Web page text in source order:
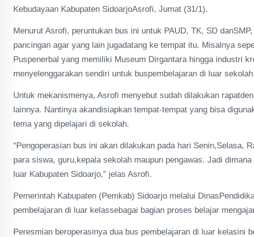
Kebudayaan Kabupaten SidoarjoAsrofi, Jumat (31/1).
Menurut Asrofi, peruntukan bus ini untuk PAUD, TK, SD
pancingan agar yang lain jugadatang ke tempat itu. Misalnya
Puspenerbal yang memiliki Museum Dirgantara hingga industri
menyelenggarakan sendiri untuk buspembelajaran di luar
Untuk mekanismenya, Asrofi menyebut sudah dilakukan
lainnya. Nantinya akandisiapkan tempat-tempat yang bisa
tema yang dipelajari di sekolah.
“Pengoperasian bus ini akan dilakukan pada hari Senin,Selasa,
para siswa, guru,kepala sekolah maupun pengawas. Jadi
luar Kabupaten Sidoarjo,” jelas Asrofi.
Pemerintah Kabupaten (Pemkab) Sidoarjo melalui
pembelajaran di luar kelassebagai bagian proses belajar
Peresmian beroperasinya dua bus pembelajaran di luar kelasini